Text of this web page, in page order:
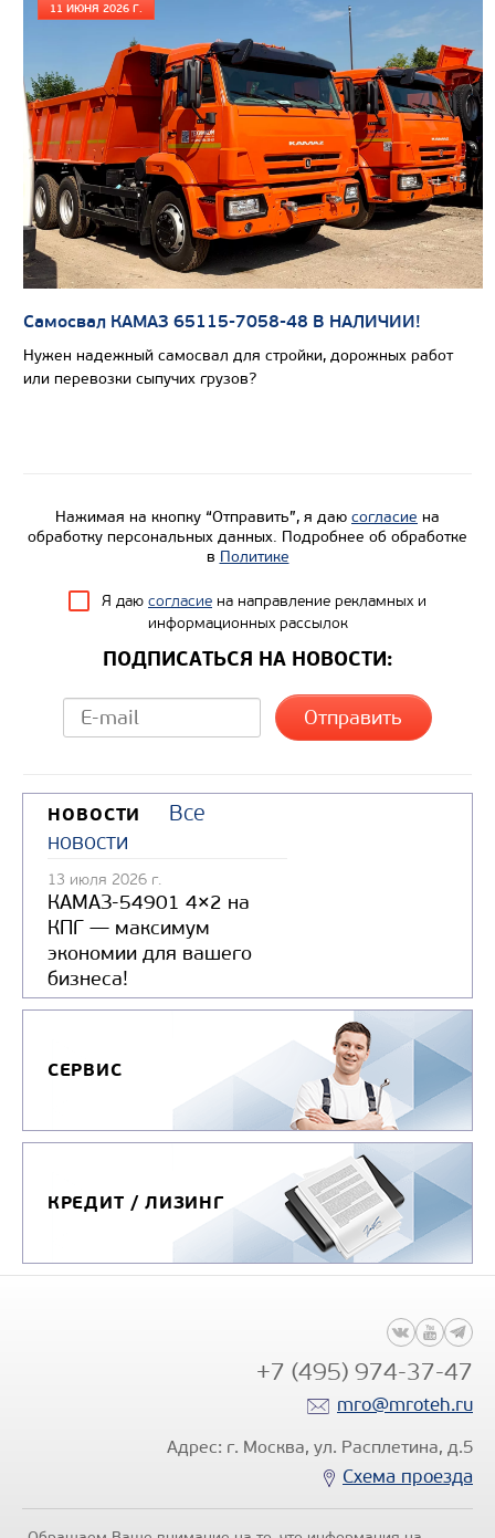
Цена по запросу
Производитель
Экологический класс
Грузоподъемность, кг
Вместимость кузова, м3
Направление разгрузки
Колесная формула
11 ИЮНЯ 2026 Г.
Самосвал КАМАЗ 65115-7058-48 В НАЛИЧИИ!
Нужен надежный самосвал для стройки, дорожных работ
или перевозки сыпучих грузов?
Нажимая на кнопку “Отправить”, я даю согласие на
обработку персональных данных. Подробнее об обработке
в Политике
Я даю согласие на направление рекламных и
информационных рассылок
ПОДПИСАТЬСЯ НА НОВОСТИ:
НОВОСТИ
Все
новости
13 июля 2026 г.
КАМАЗ-54901 4×2 на
КПГ — максимум
экономии для вашего
бизнеса!
СЕРВИС
КРЕДИТ / ЛИЗИНГ
+7 (495) 974-37-47
mro@mroteh.ru
Адрес: г. Москва, ул. Расплетина, д.5
Схема проезда